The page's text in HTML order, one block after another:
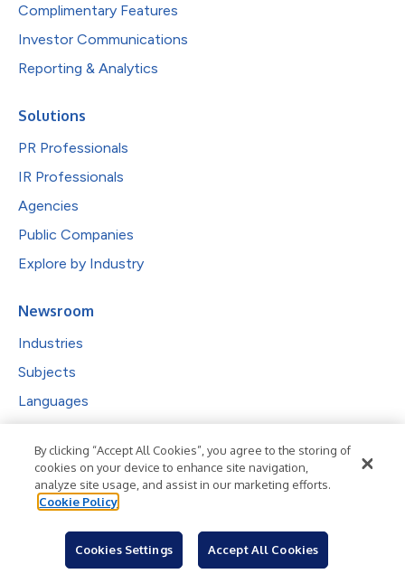
Complimentary Features
Investor Communications
Reporting & Analytics
Solutions
PR Professionals
IR Professionals
Agencies
Public Companies
Explore by Industry
Newsroom
Industries
Subjects
Languages
Resources
Blog
For Journalists
Sign Up
By clicking “Accept All Cookies”, you agree to the storing of
cookies on your device to enhance site navigation,
analyze site usage, and assist in our marketing efforts.
Cookie Policy
Cookies Settings Accept All Cookies